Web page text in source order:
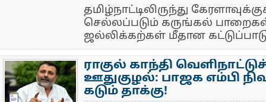
தமிழ்நாட்டிலிருந்து
செல்லப்படும் கருங்கல்
ஜல்லிக்கற்கள் மீதான
NewsIcon
ராகுல் காந்தி
ஊதுகுழல்: பாஜக எம்பி
கடும் தாக்கு!